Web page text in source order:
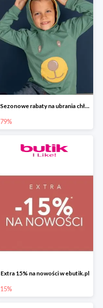
Sezonowe rabaty na ubrania chłopięce w ebutik.pl do -79%
79%
Extra 15% na nowości w ebutik.pl
15%